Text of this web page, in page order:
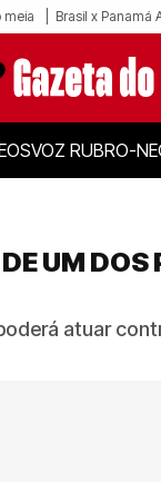
meia Brasil x Panamá
VOZ RUBRO-
UM
atuar